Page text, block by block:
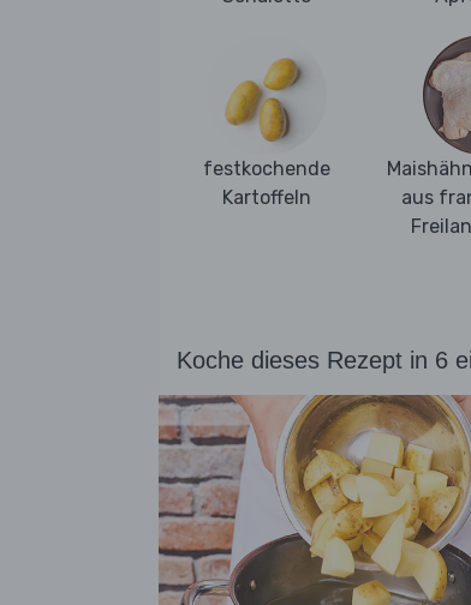
festkochende
Kartoffeln
aus
Koche dieses Rezept in 6